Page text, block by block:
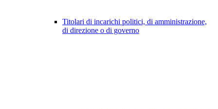
Titolari di incarichi politici, di amministrazione,
di direzione o di governo